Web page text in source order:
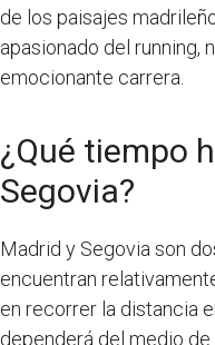
de los paisajes
apasionado del running,
emocionante carrera.
¿Qué tiempo
Segovia?
Madrid y Segovia son
encuentran
en recorrer la distancia
dependerá del medio